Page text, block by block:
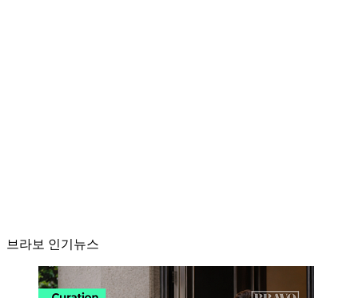
브라보 인기뉴스